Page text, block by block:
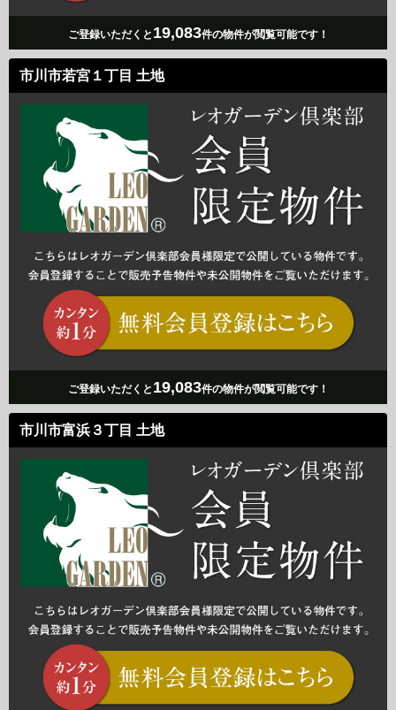
ご登録いただくと 19,083件の物件が閲覧可能です！
市川市若宮１丁目 土地
ご登録いただくと 19,083件の物件が閲覧可能です！
市川市富浜３丁目 土地